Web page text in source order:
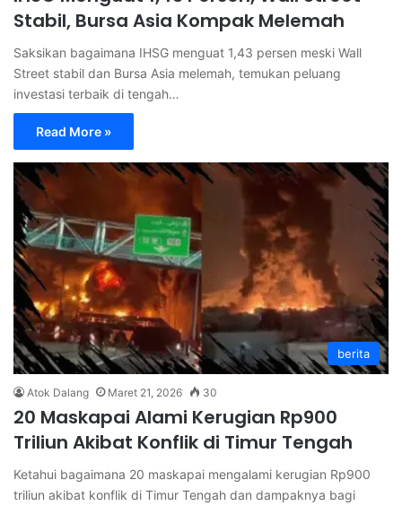
Stabil, Bursa Asia Kompak Melemah
Saksikan bagaimana IHSG menguat 1,43 persen meski Wall
Street stabil dan Bursa Asia melemah, temukan peluang
investasi terbaik di tengah…
Read More »
berita
Atok Dalang Maret 21, 2026 30
20 Maskapai Alami Kerugian Rp900
Triliun Akibat Konflik di Timur Tengah
Ketahui bagaimana 20 maskapai mengalami kerugian Rp900
triliun akibat konflik di Timur Tengah dan dampaknya bagi